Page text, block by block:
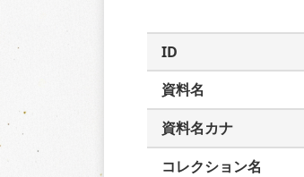
ID
資料名
資料名カナ
コレクション名